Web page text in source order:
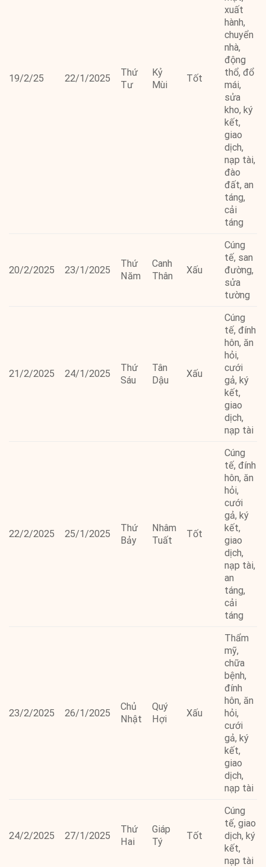
19/2/25 22/1/2025
Thứ
Tư
Kỷ
Mùi
Tốt
xuất
hành,
chuyển
nhà,
động
thổ, đổ
mái,
sửa
kho, ký
kết,
giao
dịch,
nạp tài,
đào
đất, an
táng,
cải
táng
20/2/2025 23/1/2025
Thứ
Năm
Canh
Thân
Xấu
Cúng
tế, san
đường,
sửa
tường
21/2/2025 24/1/2025
Thứ
Sáu
Tân
Dậu
Xấu
Cúng
tế, đính
hôn, ăn
hỏi,
cưới
gả, ký
kết,
giao
dịch,
nạp tài
22/2/2025 25/1/2025
Thứ
Bảy
Nhâm
Tuất
Tốt
Cúng
tế, đính
hôn, ăn
hỏi,
cưới
gả, ký
kết,
giao
dịch,
nạp tài,
an
táng,
cải
táng
23/2/2025 26/1/2025
Chủ
Nhật
Quý
Hợi
Xấu
Thẩm
mỹ,
chữa
bệnh,
đính
hôn, ăn
hỏi,
cưới
gả, ký
kết,
giao
dịch,
nạp tài
24/2/2025 27/1/2025
Thứ
Hai
Giáp
Tý
Tốt
Cúng
tế, giao
dịch, ký
kết,
nạp tài